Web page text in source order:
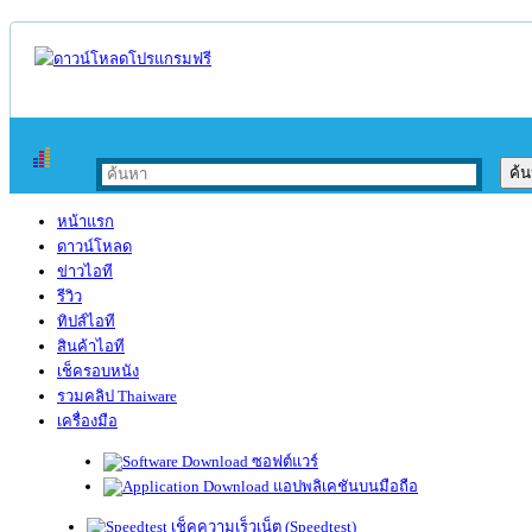
หน้าแรก
ดาวน์โหลด
ข่าวไอที
รีวิว
ทิปส์ไอที
สินค้าไอที
เช็ครอบหนัง
รวมคลิป Thaiware
เครื่องมือ
ซอฟต์แวร์
แอปพลิเคชันบนมือถือ
เช็คความเร็วเน็ต (Speedtest)